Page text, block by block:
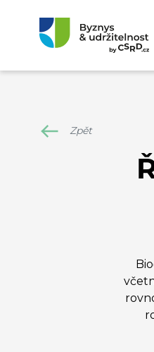
Zpět